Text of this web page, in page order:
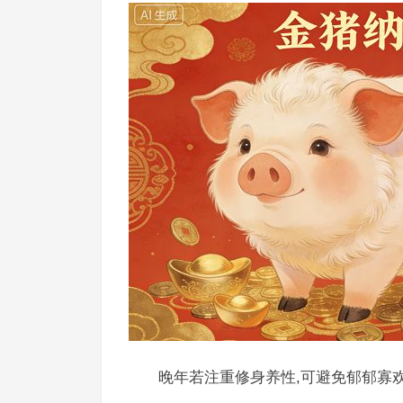
晚年若注重修身养性,可避免郁郁寡